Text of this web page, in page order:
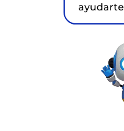
ayudarte